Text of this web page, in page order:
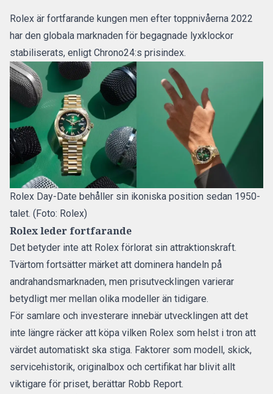
Rolex är fortfarande kungen men efter toppnivåerna 2022
har den globala marknaden för begagnade lyxklockor
stabiliserats, enligt Chrono24:s prisindex.
Rolex Day-Date behåller sin ikoniska position sedan 1950-
talet. (Foto: Rolex)
Rolex leder fortfarande
Det betyder inte att Rolex förlorat sin attraktionskraft.
Tvärtom fortsätter märket att dominera handeln på
andrahandsmarknaden, men prisutvecklingen varierar
betydligt mer mellan olika modeller än tidigare.
För samlare och investerare innebär utvecklingen att det
inte längre räcker att köpa vilken Rolex som helst i tron att
värdet automatiskt ska stiga. Faktorer som modell, skick,
servicehistorik, originalbox och certifikat har blivit allt
viktigare för priset, berättar Robb Report.